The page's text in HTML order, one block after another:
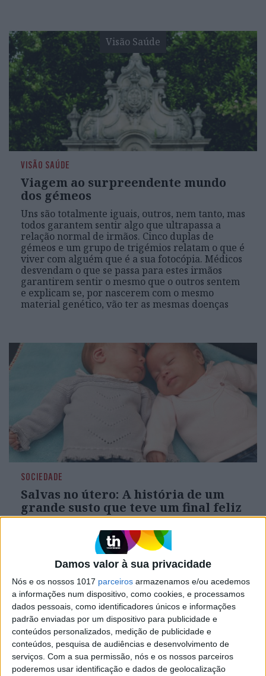
Damos valor à sua privacidade
Nós e os nossos 1017 parceiros armazenamos e/ou acedemos
a informações num dispositivo, como cookies, e processamos
dados pessoais, como identificadores únicos e informações
padrão enviadas por um dispositivo para publicidade e
conteúdos personalizados, medição de publicidade e
conteúdos, pesquisa de audiências e desenvolvimento de
serviços. Com a sua permissão, nós e os nossos parceiros
poderemos usar identificação e dados de geolocalização
Visão Saúde
VISÃO SAÚDE
Viagem ao surpreendente mundo
dos gémeos
Uns são totalmente iguais, outros, nem tanto, mas
todos garantem sentir algo que ultrapassa a
relação normal de irmãos. Cinco duplas de
gémeos e um grupo de trigémios relatam o que é
viver com alguém que é a sua fotocópia. Médicos
desvendam o que se passa para estes irmãos
garantirem sentir o mesmo que o outros sentem
e explicam se, por nascerem com o mesmo
material genético, vão ter as mesmas doenças
SOCIEDADE
Salvas no útero: A história de um
grande susto que teve um final feliz
Hospitalar de Gaia começou a corrigir problema
grave que pode ocorrer durante a gestação de
gémeos